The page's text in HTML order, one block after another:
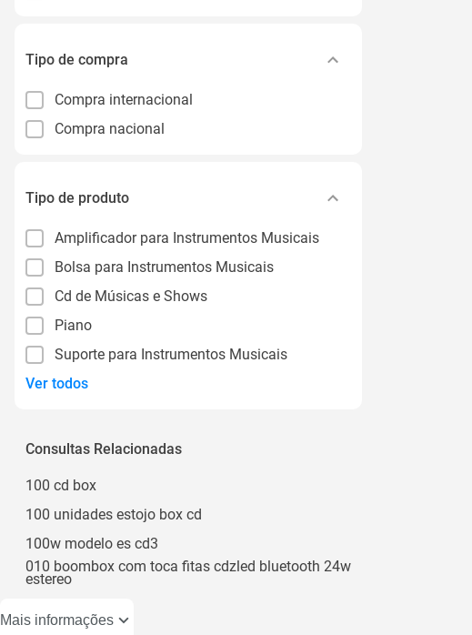
Tipo de compra
Compra internacional
Compra nacional
Tipo de produto
Amplificador para Instrumentos Musicais
Bolsa para Instrumentos Musicais
Cd de Músicas e Shows
Piano
Suporte para Instrumentos Musicais
Ver todos
Consultas Relacionadas
100 cd box
100 unidades estojo box cd
100w modelo es cd3
010 boombox com toca fitas cdzled bluetooth 24w
estereo
Mais informações